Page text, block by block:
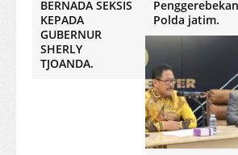
BERNADA SEKSIS
KEPADA
GUBERNUR
SHERLY
TJOANDA.
Penggerebekan
Polda jatim.